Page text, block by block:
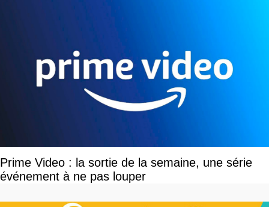
Prime Video : la sortie de la semaine, une série
événement à ne pas louper